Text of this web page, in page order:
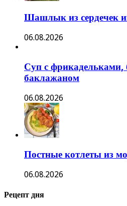
Шашлык из сердечек
06.08.2026
Суп с фрикадельками,
баклажаном
06.08.2026
Постные котлеты из
06.08.2026
Рецепт дня